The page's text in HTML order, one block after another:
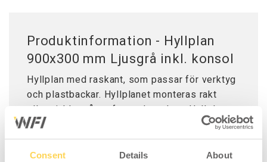
Consent Details About
Produktinformation - Hyllplan
900x300 mm Ljusgrå inkl. konsol
Hyllplan med raskant, som passar för verktyg
och plastbackar. Hyllplanet monteras rakt
eller vinklat på perforerade pelare. Hyllplanet
är vändbart så att raskanten kan vara antingen
utåt eller mot pelarna.
Levereras med två konsoler.